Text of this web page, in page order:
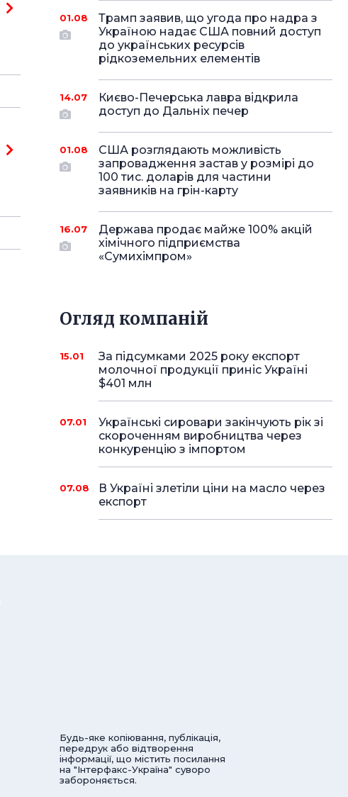
01.08
Трамп заявив, що угода про надра з
Україною надає США повний доступ
до українських ресурсів
рідкоземельних елементів
14.07
Києво-Печерська лавра відкрила
доступ до Дальніх печер
01.08
США розглядають можливість
запровадження застав у розмірі до
100 тис. доларів для частини
заявників на грін-карту
16.07
Держава продає майже 100% акцій
хімічного підприємства
«Сумихімпром»
Огляд компаній
15.01
За підсумками 2025 року експорт
молочної продукції приніс Україні
$401 млн
07.01
Українські сировари закінчують рік зі
скороченням виробництва через
конкуренцію з імпортом
07.08
В Україні злетіли ціни на масло через
експорт
Будь-яке копіювання, публікація,
передрук або відтворення
інформації, що містить посилання
на "Інтерфакс-Україна" суворо
забороняється.